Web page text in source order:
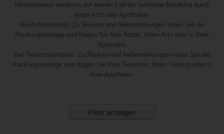
Informationen ersetzen auf keinen Fall die fachliche Beratung durch
einen Arzt oder Apotheker.
Bei Arzneimitteln: Zu Risiken und Nebenwirkungen lesen Sie die
Packungsbeilage und fragen Sie Ihre Ärztin, Ihren Arzt oder in Ihrer
Apotheke.
Bei Tierarzneimitteln: Zu Risiken und Nebenwirkungen lesen Sie die
Packungsbeilage und fragen Sie Ihre Tierärztin, Ihren Tierarzt oder in
Ihrer Apotheke.
Filter anzeigen